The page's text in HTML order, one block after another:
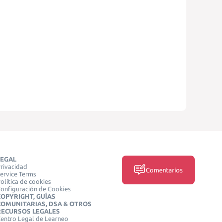
Terms
de cookies
de Cookies
GUÍAS
DSA & OTROS
LEGALES
Legal de Learneo
Comentarios